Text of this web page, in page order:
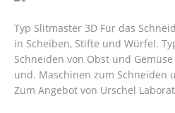
Typ Slitmaster 3D Für das
in Scheiben, Stifte und Würfel.
Schneiden von Obst und
und. Maschinen zum Schneiden
Zum Angebot von Urschel